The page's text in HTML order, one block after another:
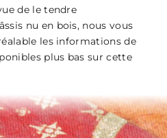
de le tendre
nu en bois, nous vous
les informations de
plus bas sur cette